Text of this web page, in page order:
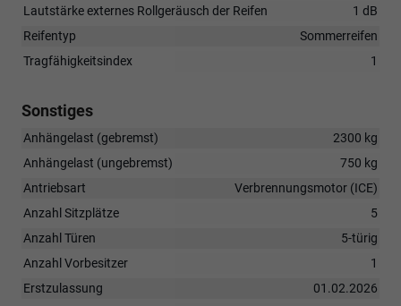
Lautstärke externes Rollgeräusch der Reifen
1 dB
Reifentyp
Sommerreifen
Tragfähigkeitsindex
1
Sonstiges
Anhängelast (gebremst)
2300 kg
Anhängelast (ungebremst)
750 kg
Antriebsart
Verbrennungsmotor (ICE)
Anzahl Sitzplätze
5
Anzahl Türen
5-türig
Anzahl Vorbesitzer
1
Erstzulassung
01.02.2026